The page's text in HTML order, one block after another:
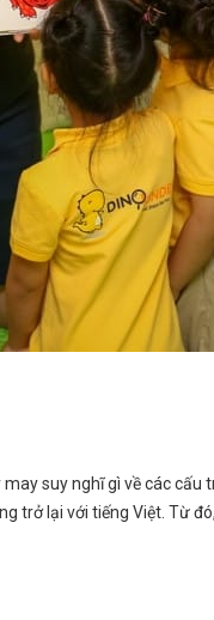
suy nghĩ gì về các
trở lại với tiếng Việt. Từ